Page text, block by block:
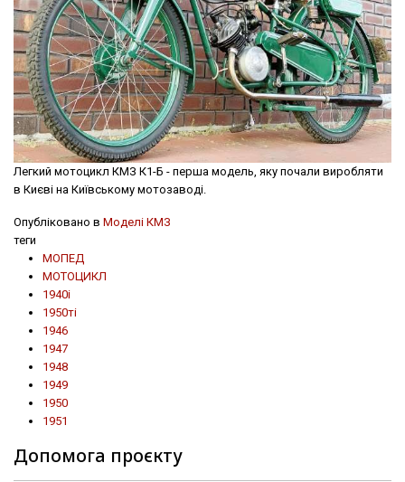
Легкий мотоцикл КМЗ К1-Б - перша модель, яку почали виробляти
в Києві на Київському мотозаводі.
Опубліковано в Моделі КМЗ
теги
МОПЕД
МОТОЦИКЛ
1940і
1950ті
1946
1947
1948
1949
1950
1951
Допомога проєкту